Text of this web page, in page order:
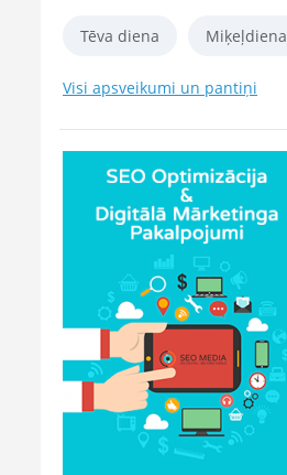
Tēva diena Miķeļdiena
Visi apsveikumi un pantiņi